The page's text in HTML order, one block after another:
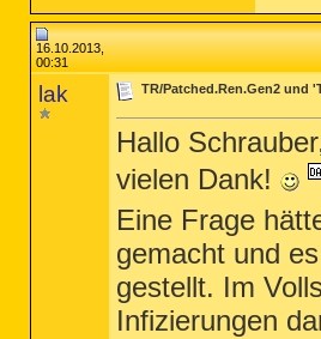
16.10.2013,
00:31
lak TR/Patched.Ren.Gen2 und
Hallo
vielen Dank!
Eine Frage
gemacht und
gestellt. Im
Infizierungen